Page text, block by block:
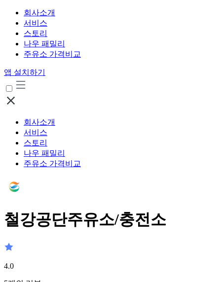
회사소개
서비스
스토리
나우 패밀리
주유소 가격비교
앱 설치하기
회사소개
서비스
스토리
나우 패밀리
주유소 가격비교
철강공단주유소/충전소
4.0